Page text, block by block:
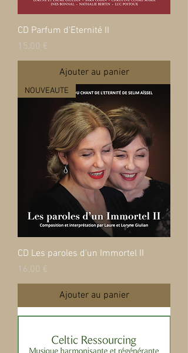
CD Parfum d'Eternité II
Prix
15,00 €
Ajouter au panier
NOUVEAUTE
CD Les paroles d'un Immortel II
Prix
16,00 €
Ajouter au panier